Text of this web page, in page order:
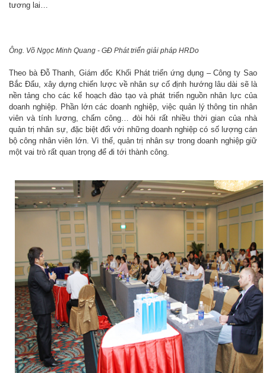
tương lai…
Ông. Võ Ngọc Minh Quang - GĐ Phát triển giải pháp HRDo
Theo bà Đỗ Thanh, Giám đốc Khối Phát triển ứng dụng – Công ty Sao
Bắc Đẩu, xây dựng chiến lược về nhân sự cố định hướng lâu dài sẽ là
nền tảng cho các kế hoạch đào tạo và phát triển nguồn nhân lực của
doanh nghiệp. Phần lớn các doanh nghiệp, việc quản lý thông tin nhân
viên và tính lương, chấm công… đòi hỏi rất nhiều thời gian của nhà
quản trị nhân sự, đặc biệt đối với những doanh nghiệp có số lượng cán
bộ công nhân viên lớn. Vì thế, quản trị nhân sự trong doanh nghiệp giữ
một vai trò rất quan trọng để đi tới thành công.